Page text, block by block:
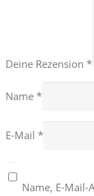
Deine Rezension *
Name *
E-Mail *
Name, E-